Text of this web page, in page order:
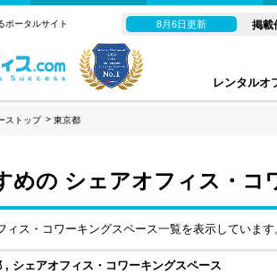
レンタルオ
ポータルサイト 8月6日更新 掲載
ストップ 東京都
めの シェアオフィス・コ
ス・コワーキングスペース一覧を表示しています
, シェアオフィス・コワーキングスペース